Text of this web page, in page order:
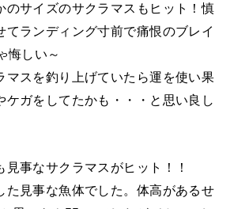
のサイズのサクラマスもヒット！慎
てランディング寸前で痛恨のブレイ
悔しい～
マスを釣り上げていたら運を使い果
ケガをしてたかも・・・と思い良し
見事なサクラマスがヒット！！
た見事な魚体でした。体高があるせ